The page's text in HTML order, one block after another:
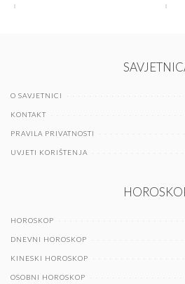
O SAVJETNICI
KONTAKT
PRAVILA PRIVATNOSTI
UVJETI KORIŠTENJA
HOROSKOP
DNEVNI HOROSKOP
KINESKI HOROSKOP
OSOBNI HOROSKOP